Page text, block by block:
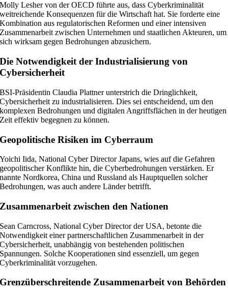
Molly Lesher von der OECD führte aus, dass Cyberkriminalität
weitreichende Konsequenzen für die Wirtschaft hat. Sie forderte eine
Kombination aus regulatorischen Reformen und einer intensiven
Zusammenarbeit zwischen Unternehmen und staatlichen Akteuren, um
sich wirksam gegen Bedrohungen abzusichern.
Die Notwendigkeit der Industrialisierung von
Cybersicherheit
BSI-Präsidentin Claudia Plattner unterstrich die Dringlichkeit,
Cybersicherheit zu industrialisieren. Dies sei entscheidend, um den
komplexen Bedrohungen und digitalen Angriffsflächen in der heutigen
Zeit effektiv begegnen zu können.
Geopolitische Risiken im Cyberraum
Yoichi Iida, National Cyber Director Japans, wies auf die Gefahren
geopolitischer Konflikte hin, die Cyberbedrohungen verstärken. Er
nannte Nordkorea, China und Russland als Hauptquellen solcher
Bedrohungen, was auch andere Länder betrifft.
Zusammenarbeit zwischen den Nationen
Sean Carncross, National Cyber Director der USA, betonte die
Notwendigkeit einer partnerschaftlichen Zusammenarbeit in der
Cybersicherheit, unabhängig von bestehenden politischen
Spannungen. Solche Kooperationen sind essenziell, um gegen
Cyberkriminalität vorzugehen.
Grenzüberschreitende Zusammenarbeit von Behörden